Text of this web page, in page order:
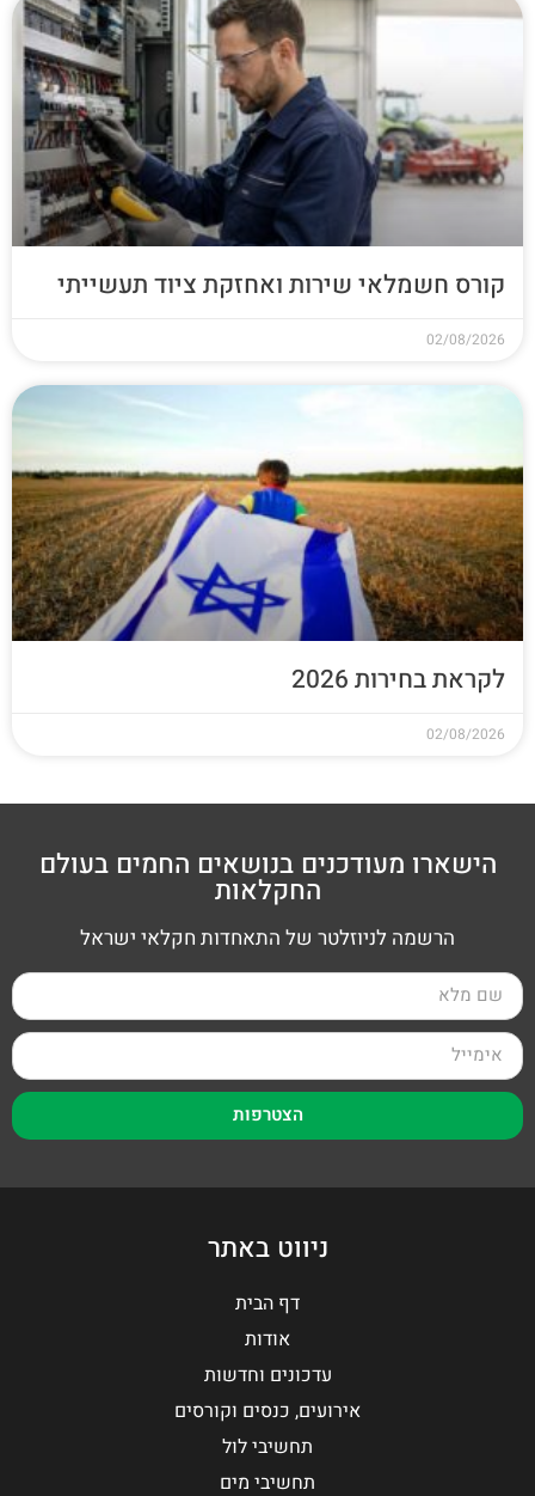
קורס חשמלאי שירות ואחזקת ציוד תעשייתי
02/08/2026
לקראת בחירות 2026
02/08/2026
הישארו מעודכנים בנושאים החמים בעולם
החקלאות
הרשמה לניוזלטר של התאחדות חקלאי ישראל
הצטרפות
ניווט באתר
דף הבית
אודות
עדכונים וחדשות
אירועים, כנסים וקורסים
תחשיבי לול
תחשיבי מים